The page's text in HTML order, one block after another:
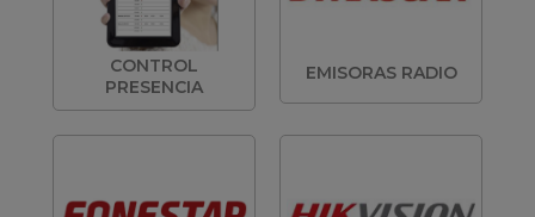
CONTROL
PRESENCIA
EMISORAS RADIO